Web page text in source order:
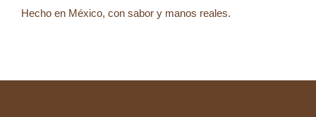
Hecho en México, con sabor y manos reales.